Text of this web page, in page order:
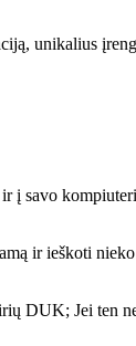
unikalius
į savo
ir ieškoti
DUK; Jei ten